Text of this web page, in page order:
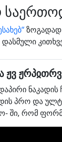
ზოგადად
ჟვ
პრო და
ში, რომ